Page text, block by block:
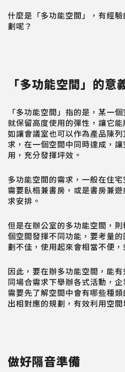
什麼是「多功能空間」，有經
劃呢？
「多功能空間」的意
「多功能空間」指的是，某一
就保留高度使用的彈性，讓它
如讓會議室也可以作為產品陳
求，在一個空間中同時達成，
用，充分發揮坪效。
多功能空間的需求，一般在住
需要臥榻兼書房，或是書房兼
求安排。
但是在辦公室的多功能空間，
個空間發揮不同功能，要考量
劃不佳，使用起來會相當不便，
因此，要在辦多功能空間，能
同場合需求下舉辦各式活動，企
需要先了解空間中會有哪些種
出相對應的規劃，有效利用空間
做好隔音準備